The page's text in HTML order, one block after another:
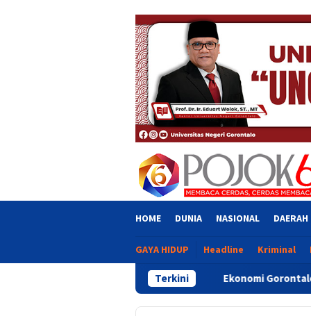
HOME DUNIA NASIONAL DAERAH
GAYA HIDUP Headline Kriminal
Terkini
Ekonomi Gorontalo Tumbuh 6,20